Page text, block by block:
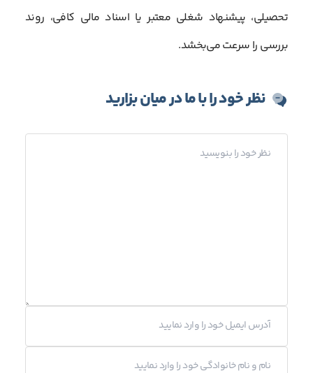
تحصیلی، پیشنهاد شغلی معتبر یا اسناد مالی کافی، روند
بررسی را سرعت می‌بخشد.
نظر خود را با ما در میان بزارید